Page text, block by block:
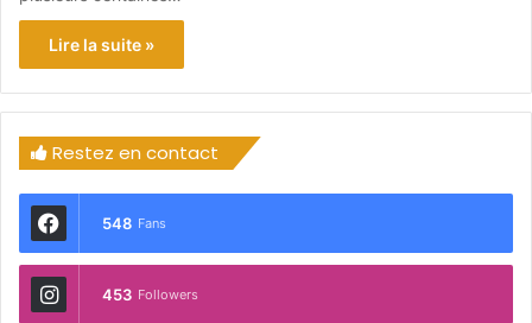
Lire la suite »
Restez en contact
548 Fans
453 Followers